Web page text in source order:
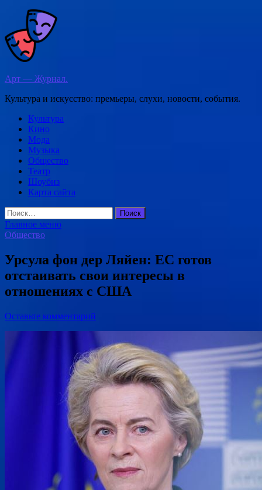
Перейти
содержимому
Арт — Журнал.
Культура и искусство: премьеры, слухи, новости, события.
Культура
Кино
Мода
Музыка
Общество
Театр
Шоубиз
Карта сайта
Найти:
Главное меню
Общество
Урсула фон дер Ляйен: ЕС готов
отстаивать свои интересы в
отношениях с США
Оставьте комментарий